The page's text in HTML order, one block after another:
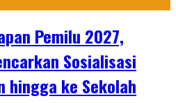
Pemilu 2027,
Sosialisasi
hingga ke Sekolah